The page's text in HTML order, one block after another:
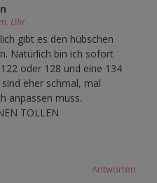
Uhr
gibt es den hübschen
Natürlich bin ich sofort
oder 128 und eine 134
eher schmal, mal
anpassen muss.
TOLLEN
Antworten